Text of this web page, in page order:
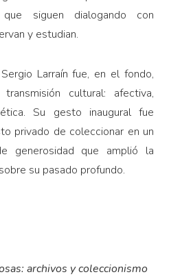
siguen dialogando con
y estudian.
Larraín fue, en el fondo,
cultural: afectiva,
Su gesto inaugural fue
privado de coleccionar en un
generosidad que amplió la
su pasado profundo.
archivos y coleccionismo